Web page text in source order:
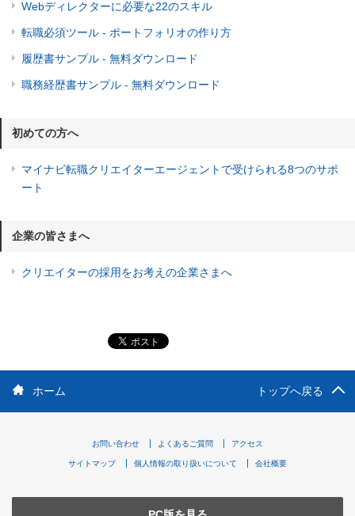
Webディレクターに必要な22のスキル
転職必須ツール - ポートフォリオの作り方
履歴書サンプル - 無料ダウンロード
職務経歴書サンプル - 無料ダウンロード
初めての方へ
マイナビ転職クリエイターエージェントで受けられる8つのサポ
ート
企業の皆さまへ
クリエイターの採用をお考えの企業さまへ
ホーム トップへ戻る
お問い合わせ よくあるご質問 アクセス
サイトマップ 個人情報の取り扱いについて 会社概要